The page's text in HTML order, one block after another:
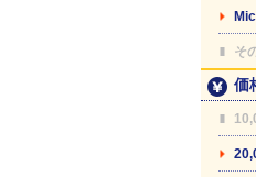
そ
価